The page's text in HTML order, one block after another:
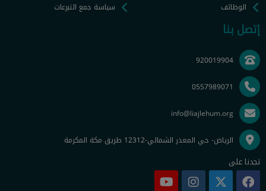
الوظائف
سياسة جمع التبرعات
إتصل بنا
920019904
0557989071
info@liajlehum.org
الرياض- حي المعذر الشمالي-12312 طريق مكة المكرمة
تجدنا على